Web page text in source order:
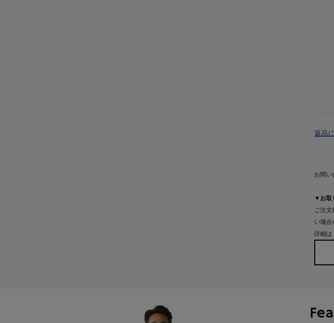
返品
お問い
▼お取
ご注文
い場合
詳細は